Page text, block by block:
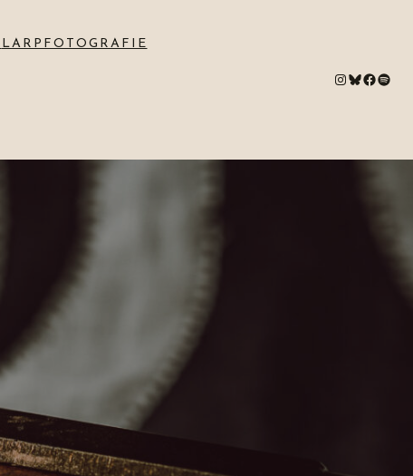
LARPFOTOGRAFIE
# Bluesky # Spotify